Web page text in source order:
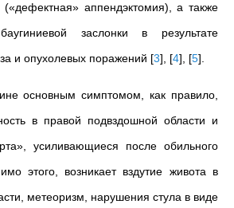
аппендэктомия), а также
заслонки в результате
и опухолевых поражений [3] [4] [5]
основным симптомом, как правило,
в правой подвздошной области и
усиливающиеся после обильного
этого, возникает вздутие живота в
метеоризм, нарушения стула в виде